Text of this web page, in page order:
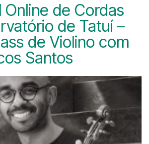
Online de Cordas
de Tatuí –
de Violino com
Santos